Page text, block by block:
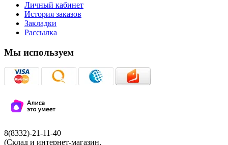
Личный кабинет
История заказов
Закладки
Рассылка
Мы используем
8(8332)-21-11-40
(Склад и интернет-магазин,